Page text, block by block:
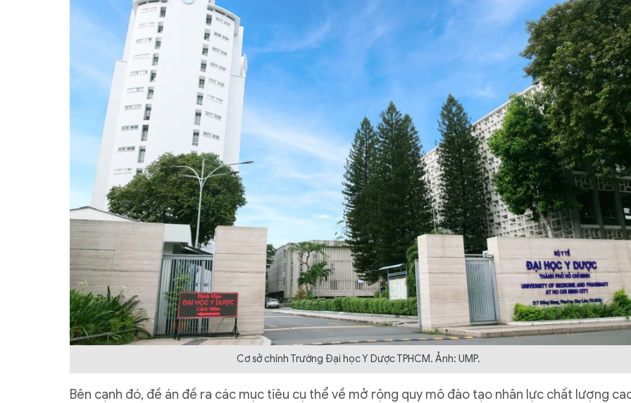
Cơ sở chính Trường Đại học Y Dược TPHCM. Ảnh: UMP.
Bên cạnh đó, đề án đề ra các mục tiêu cụ thể về mở rộng quy mô đào tạo nhân lực chất lượng